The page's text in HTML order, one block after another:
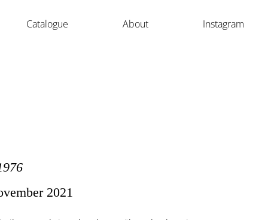
Catalogue About Instagram
2021